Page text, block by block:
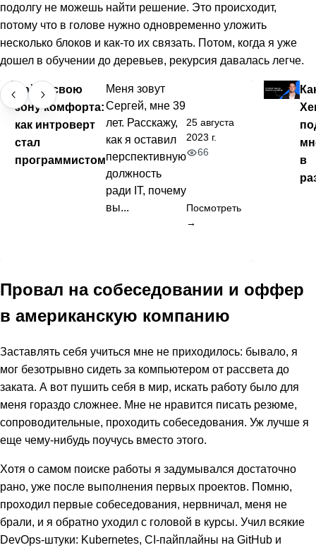
подолгу не можешь найти решение. Это происходит,
потому что в голове нужно одновременно уложить
несколько блоков и как-то их связать. Потом, когда я уже
дошел в обучении до деревьев, рекурсия давалась легче.
Найти свою
зону комфорта:
как интроверт
стал
программистом
Меня зовут
Сергей, мне 39
лет. Расскажу,
как я оставил
перспективную
должность
ради IT, почему
вы...
25 августа
2023 г.
66
Посмотреть
→
в
Провал на собеседовании и оффер
в американскую компанию
Заставлять себя учиться мне не приходилось: бывало, я
мог безотрывно сидеть за компьютером от рассвета до
заката. А вот пушить себя в мир, искать работу было для
меня гораздо сложнее. Мне не нравится писать резюме,
сопроводительные, проходить собеседования. Уж лучше я
еще чему-нибудь поучусь вместо этого.
Хотя о самом поиске работы я задумывался достаточно
рано, уже после выполнения первых проектов. Помню,
проходил первые собеседования, нервничал, меня не
брали, и я обратно уходил с головой в курсы. Учил всякие
DevOps-штуки: Kubernetes, CI-пайплайны на GitHub и